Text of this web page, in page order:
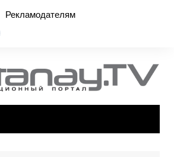
Рекламодателям